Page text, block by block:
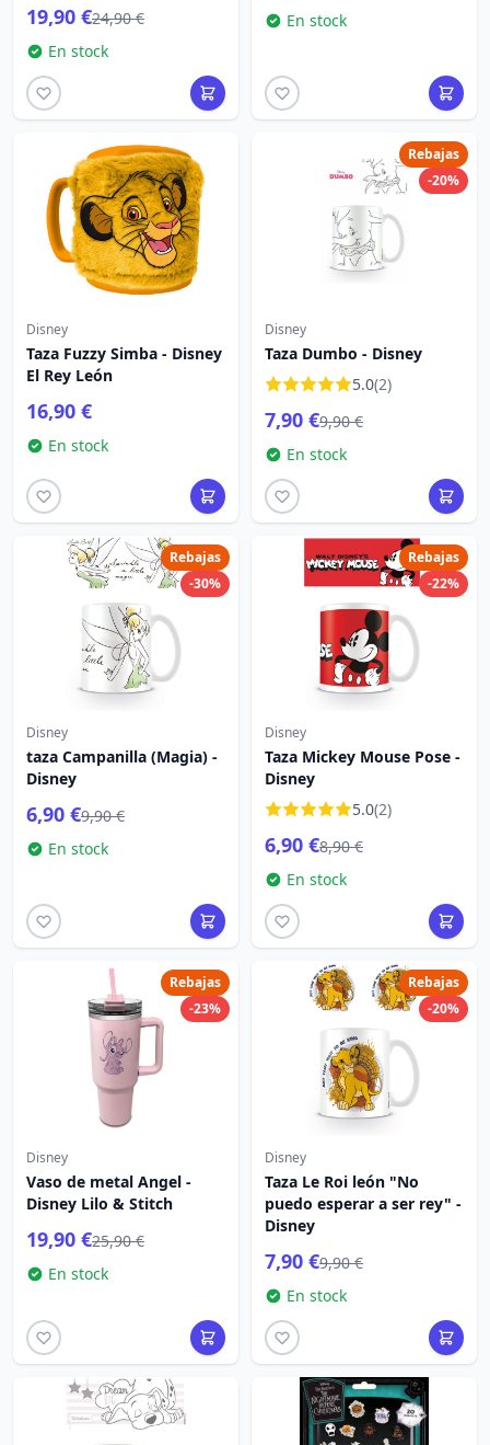
19,90 €24,90 €
En stock
En stock
Disney
Taza Fuzzy Simba - Disney
El Rey León
16,90 €
En stock
Rebajas
-20%
Disney
Taza Dumbo - Disney
5.0(2)
7,90 €9,90 €
En stock
Rebajas
-30%
Disney
taza Campanilla (Magia) -
Disney
6,90 €9,90 €
En stock
Rebajas
-22%
Disney
Taza Mickey Mouse Pose -
Disney
5.0(2)
6,90 €8,90 €
En stock
Rebajas
-23%
Disney
Vaso de metal Angel -
Disney Lilo & Stitch
19,90 €25,90 €
En stock
Rebajas
-20%
Disney
Taza Le Roi león "No
puedo esperar a ser rey" -
Disney
7,90 €9,90 €
En stock